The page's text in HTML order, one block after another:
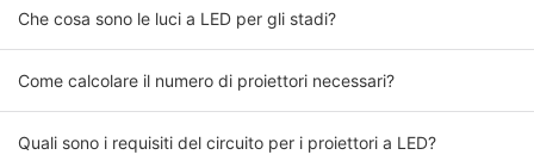
Che cosa sono le luci a LED per gli stadi?
Come calcolare il numero di proiettori necessari?
Quali sono i requisiti del circuito per i proiettori a LED?